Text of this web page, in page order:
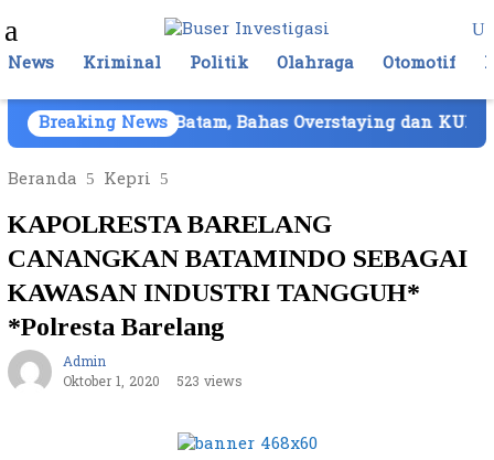
ke
konten
Mobile
News Kriminal Politik Olahraga Otomotif
Breaking News
Lapas Batam, Bahas Overstaying dan KUHP Baru
Beranda
Kepri
KAPOLRESTA BARELANG
CANANGKAN BATAMINDO SEBAGAI
KAWASAN INDUSTRI TANGGUH*
*Polresta Barelang
Admin
Oktober 1, 2020
523 views